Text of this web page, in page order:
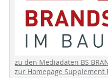
zu den Mediadaten BS
zur Homepage Supplement